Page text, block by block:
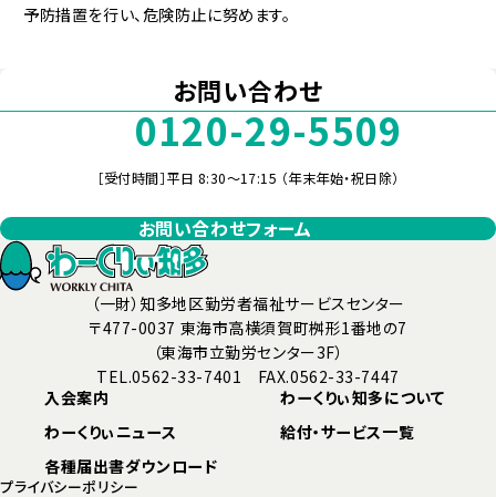
予防措置を行い、危険防止に努めます。
（一財）知多地区勤労者福祉サービスセンター
〒477-0037 東海市高横須賀町桝形1番地の7
（東海市立勤労センター3F）
TEL.0562-33-7401 FAX.0562-33-7447
お問い合わせ
0120-29-5509
［受付時間］平日 8:30～17:15 （年末年始・祝日除）
お問い合わせフォーム
入会案内
わーくりぃ知多について
わーくりぃニュース
給付・サービス一覧
各種届出書ダウンロード
プライバシーポリシー